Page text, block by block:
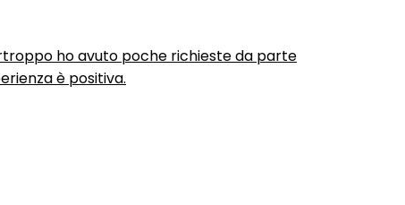
ho avuto poche richieste da parte
è positiva.